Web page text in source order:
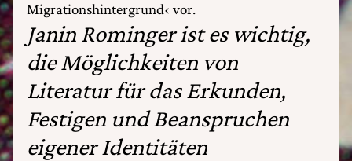
Migrationshintergrund‹ vor.
Janin Rominger ist es wichtig,
die Möglichkeiten von
Literatur für das Erkunden,
Festigen und Beanspruchen
eigener Identitäten